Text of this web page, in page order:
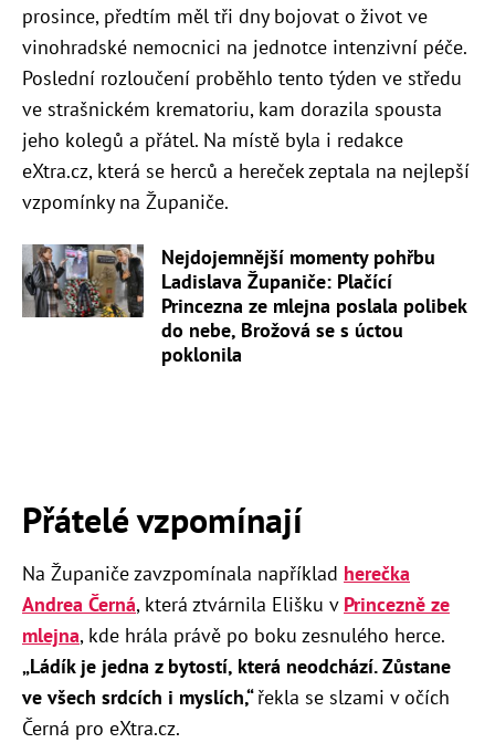
prosince, předtím měl tři dny bojovat o život ve
vinohradské nemocnici na jednotce intenzivní péče.
Poslední rozloučení proběhlo tento týden ve středu
ve strašnickém krematoriu, kam dorazila spousta
jeho kolegů a přátel. Na místě byla i redakce
eXtra.cz, která se herců a hereček zeptala na nejlepší
vzpomínky na Županiče.
Nejdojemnější momenty pohřbu
Ladislava Županiče: Plačící
Princezna ze mlejna poslala polibek
do nebe, Brožová se s úctou
poklonila
Přátelé vzpomínají
Na Županiče zavzpomínala například herečka
Andrea Černá, která ztvárnila Elišku v Princezně ze
mlejna, kde hrála právě po boku zesnulého herce.
„Ládík je jedna z bytostí, která neodchází. Zůstane
ve všech srdcích i myslích,“řekla se slzami v očích
Černá pro eXtra.cz.